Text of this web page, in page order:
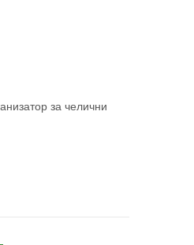
за челични